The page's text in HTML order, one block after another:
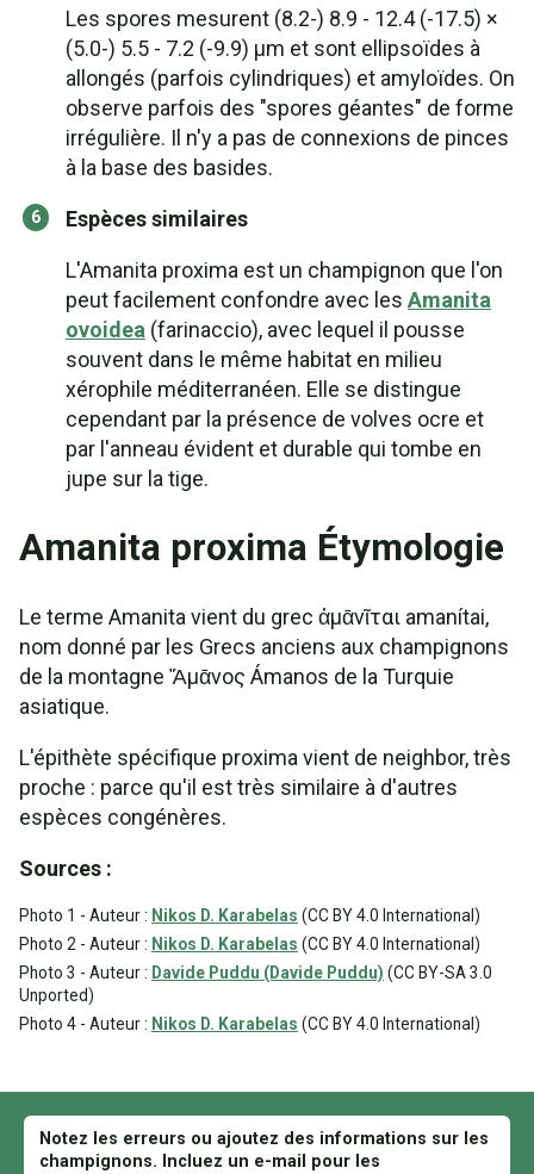
Les spores mesurent (8.2-) 8.9 - 12.4 (-17.5) ×
(5.0-) 5.5 - 7.2 (-9.9) µm et sont ellipsoïdes à
allongés (parfois cylindriques) et amyloïdes. On
observe parfois des "spores géantes" de forme
irrégulière. Il n'y a pas de connexions de pinces
à la base des basides.
Espèces similaires
L'Amanita proxima est un champignon que l'on
peut facilement confondre avec les Amanita
ovoidea (farinaccio), avec lequel il pousse
souvent dans le même habitat en milieu
xérophile méditerranéen. Elle se distingue
cependant par la présence de volves ocre et
par l'anneau évident et durable qui tombe en
jupe sur la tige.
Amanita proxima Étymologie
Le terme Amanita vient du grec ἀμᾱνῖται amanítai,
nom donné par les Grecs anciens aux champignons
de la montagne Ἄμᾱνoς Ámanos de la Turquie
asiatique.
L'épithète spécifique proxima vient de neighbor, très
proche : parce qu'il est très similaire à d'autres
espèces congénères.
Sources :
Photo 1 - Auteur : Nikos D. Karabelas (CC BY 4.0 International)
Photo 2 - Auteur : Nikos D. Karabelas (CC BY 4.0 International)
Photo 3 - Auteur : Davide Puddu (Davide Puddu) (CC BY-SA 3.0
Unported)
Photo 4 - Auteur : Nikos D. Karabelas (CC BY 4.0 International)